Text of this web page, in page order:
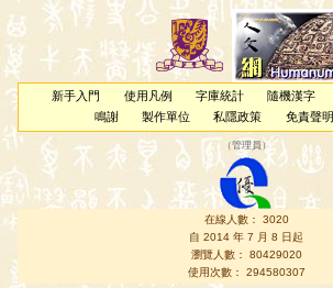
新手入門 使用凡例 字庫統計 隨機漢字
鳴謝
製作單位 私隱政策 免責聲明
（管理員 ）
在線人數： 3020
自 2014 年 7 月 8 日起
瀏覽人數： 80429020
使用次數： 294580307